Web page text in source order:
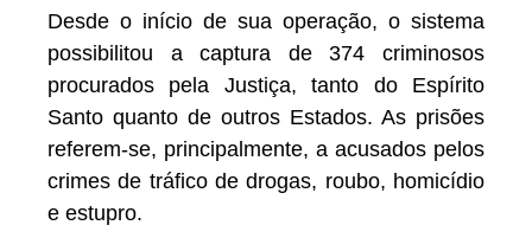
Desde o início de sua operação, o sistema
possibilitou a captura de 374 criminosos
procurados pela Justiça, tanto do Espírito
Santo quanto de outros Estados. As prisões
referem-se, principalmente, a acusados pelos
crimes de tráfico de drogas, roubo, homicídio
e estupro.